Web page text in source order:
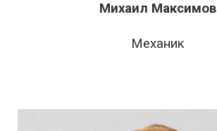
Михаил Максимов
Механик